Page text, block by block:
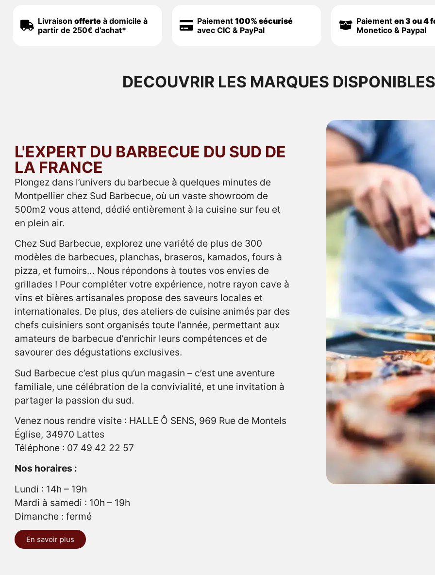
Livraison offerte à domicile à
partir de 250€ d’achat*
Paiement 100% sécurisé
avec CIC & PayPal
Paiement en 3 ou 4
Monetico & Paypal
DECOUVRIR LES MARQUES
L'EXPERT DU BARBECUE DU SUD DE
LA FRANCE
Plongez dans l’univers du barbecue à quelques minutes de
Montpellier chez Sud Barbecue, où un vaste showroom de
500m2 vous attend, dédié entièrement à la cuisine sur feu et
en plein air.
Chez Sud Barbecue, explorez une variété de plus de 300
modèles de barbecues, planchas, braseros, kamados, fours à
pizza, et fumoirs… Nous répondons à toutes vos envies de
grillades ! Pour compléter votre expérience, notre rayon cave à
vins et bières artisanales propose des saveurs locales et
internationales. De plus, des ateliers de cuisine animés par des
chefs cuisiniers sont organisés toute l’année, permettant aux
amateurs de barbecue d’enrichir leurs compétences et de
savourer des dégustations exclusives.
Sud Barbecue c’est plus qu’un magasin – c’est une aventure
familiale, une célébration de la convivialité, et une invitation à
partager la passion du sud.
Venez nous rendre visite : HALLE Ô SENS, 969 Rue de Montels
Église, 34970 Lattes
Téléphone : 07 49 42 22 57
Nos horaires :
Lundi : 14h – 19h
Mardi à samedi : 10h – 19h
Dimanche : fermé
En savoir plus